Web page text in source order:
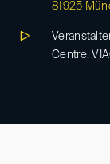
81925
Centre,